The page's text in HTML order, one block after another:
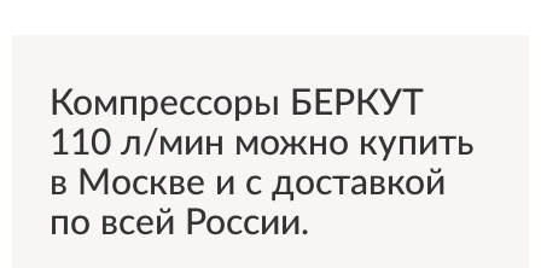
Компрессоры БЕРКУТ
110 л/мин можно купить
в Москве и с доставкой
по всей России.